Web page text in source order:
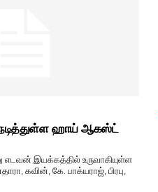
ஹாய் ஆகஸ்ட்
எடவன் இயக்கத்தில் உருவாகியுள்ள
கவின், கே. பாக்யராஜ், பிரபு,